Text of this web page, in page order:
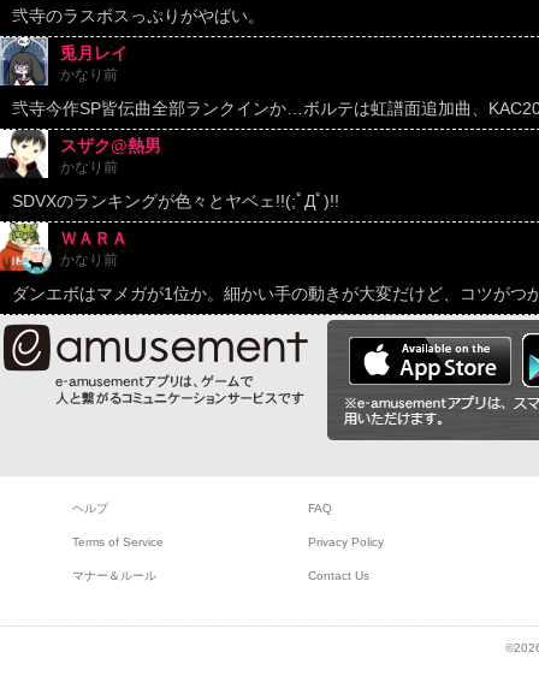
弐寺のラスボスっぷりがやばい。
兎月レイ
かなり前
弐寺今作SP皆伝曲全部ランクインか…ボルテは虹譜面追加曲、
スザク@熱男
かなり前
SDVXのランキングが色々とヤベェ!!(;ﾟДﾟ)!!
ＷＡＲＡ
かなり前
ダンエボはマメガが1位か。細かい手の動きが大変だけど、コツがつ
ヘルプ FAQ
Terms of Service Privacy Policy
マナー＆ルール Contact Us